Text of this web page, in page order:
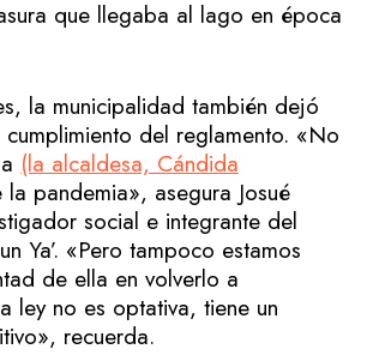
que llegaba al lago en época
la municipalidad también dejó
del reglamento. «No
(la alcaldesa, Cándida
la pandemia», asegura Josué
social e integrante del
Ya’. «Pero tampoco estamos
de ella en volverlo a
ley no es optativa, tiene un
recuerda.